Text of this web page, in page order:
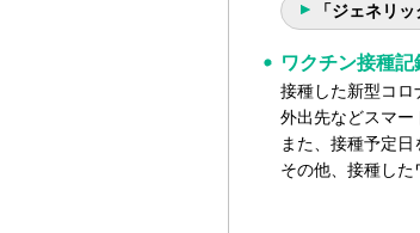
「ジェネリ
ワクチン接種記
接種した新型コロ
外出先などスマー
また、接種予定
その他、接種した